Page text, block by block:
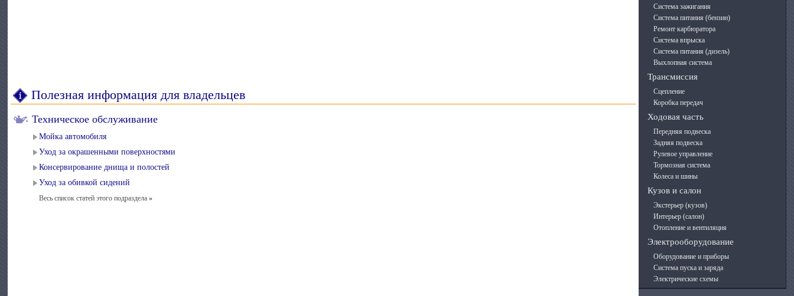
Полезная информация для владельцев
Техническое обслуживание
Мойка автомобиля
Уход за окрашенными поверхностями
Консервирование днища и полостей
Уход за обивкой сидений
Весь список статей этого подраздела»
Система зажигания
Система питания (бензин)
Ремонт карбюратора
Система впрыска
Система питания (дизель)
Выхлопная система
Трансмиссия
Сцепление
Коробка передач
Ходовая часть
Передняя подвеска
Задняя подвеска
Рулевое управление
Тормозная система
Колеса и шины
Кузов и салон
Экстерьер (кузов)
Интерьер (салон)
Отопление и вентиляция
Электрооборудование
Оборудование и приборы
Система пуска и заряда
Электрические схемы